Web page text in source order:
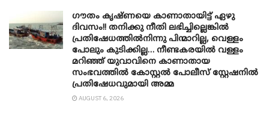
ഗൗതം കൃഷ്ണയെ കാണാതായിട്ട് ഏഴു
ദിവസം!! തനിക്കു നീതി ലഭിച്ചില്ലെങ്കിൽ
പ്രതിഷേധത്തിൽനിന്നു പിന്മാറില്ല, വെള്ളം
പോലും കുടിക്കില്ല… നീണ്ടകരയിൽ വള്ളം
മറിഞ്ഞ് യുവാവിനെ കാണാതായ
സംഭവത്തിൽ കോസ്റ്റൽ പോലീസ് സ്റ്റേഷനിൽ
പ്രതിഷേധവുമായി അമ്മ
AUGUST 6, 2026